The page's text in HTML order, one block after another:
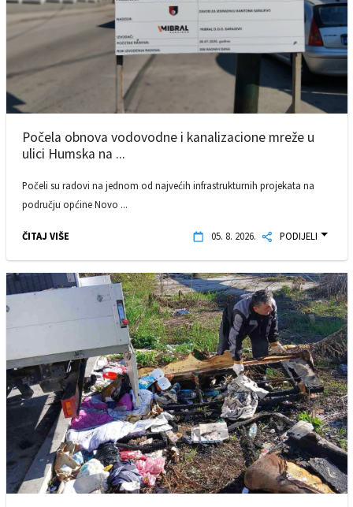
Počela obnova vodovodne i kanalizacione mreže u
ulici Humska na ...
Počeli su radovi na jednom od najvećih infrastrukturnih projekata na
području općine Novo ...
ČITAJ VIŠE 05. 8. 2026. PODIJELI